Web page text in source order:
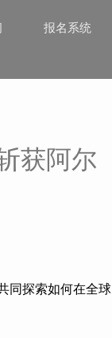
报名系统
获阿尔
同探索如何在全球